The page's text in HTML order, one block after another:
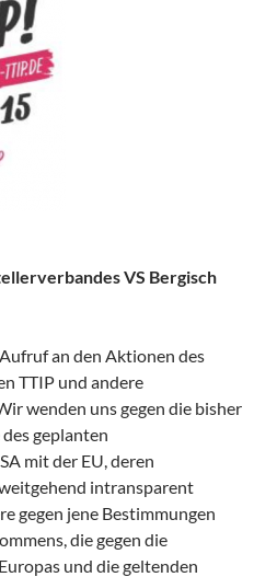
VS Bergisch
an den Aktionen des
TTIP und andere
wenden uns gegen die bisher
geplanten
mit der EU, deren
intransparent
gegen jene Bestimmungen
die gegen die
und die geltenden